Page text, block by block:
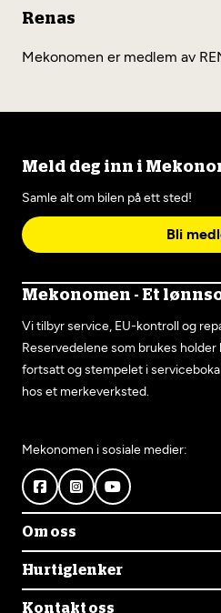
Renas
Mekonomen er medlem av
Meld deg inn i
Samle alt om bilen på ett sted!
Bli
Mekonomen - Et
Vi tilbyr service, EU-kontroll og
Reservedelene som brukes
fortsatt og stempelet i
hos et merkeverksted.
Mekonomen i sosiale medier:
Om oss
Om Mekonomen
Mekonomens historie
Jobb i Mekonomen
Hurtiglenker
Finn verksted
Kontakt oss